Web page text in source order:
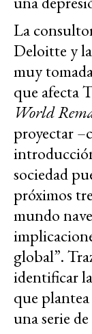
La
Deloitte y
muy
que afecta
World
proyectar
sociedad
próximos
mundo
global”.
identificar
que
una serie